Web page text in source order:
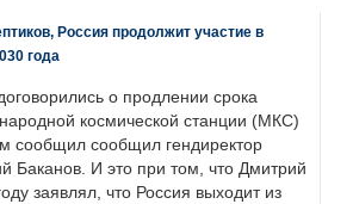
Россия продолжит участие в
года
о продлении срока
космической станции (МКС)
сообщил сообщил гендиректор
Баканов. И это при том, что Дмитрий
заявлял, что Россия выходит из